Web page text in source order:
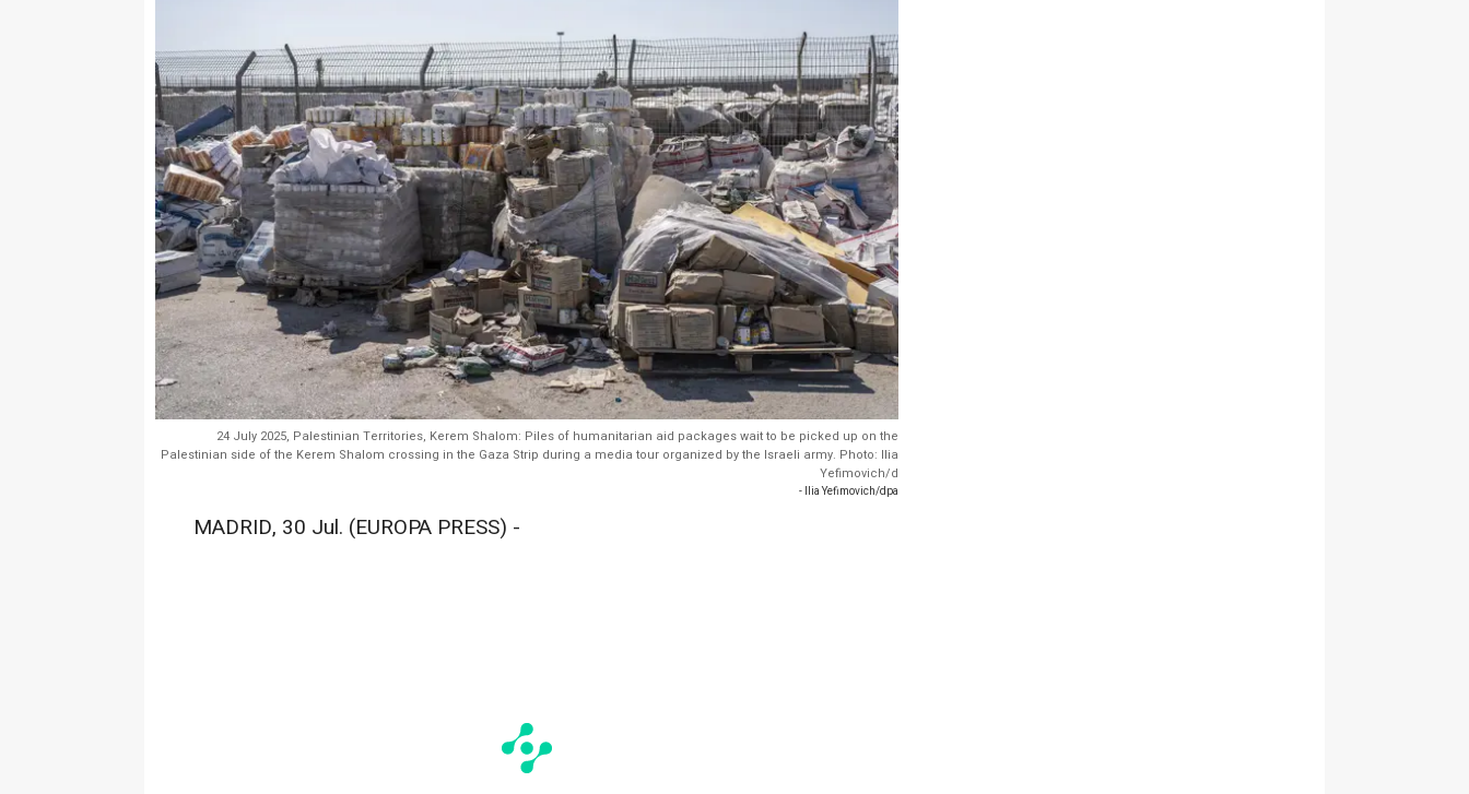
24 July 2025, Palestinian Territories, Kerem Shalom: Piles of humanitarian aid packages wait to be picked up on the
Palestinian side of the Kerem Shalom crossing in the Gaza Strip during a media tour organized by the Israeli army. Photo: Ilia
Yefimovich/d
- Ilia Yefimovich/dpa
MADRID, 30 Jul. (EUROPA PRESS) -